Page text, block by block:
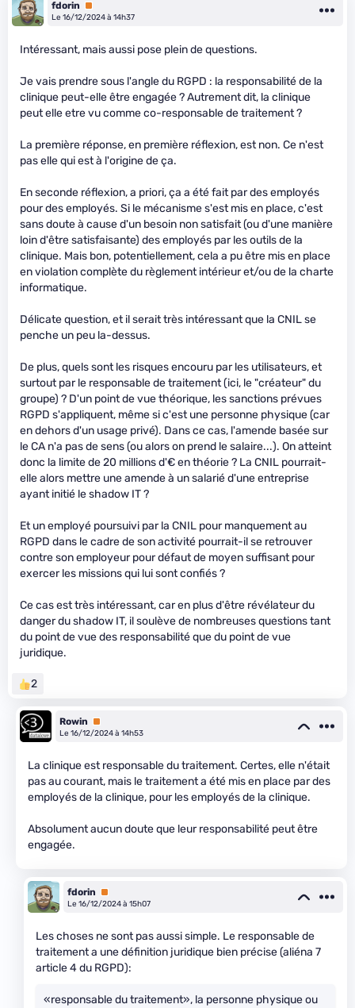
fdorin
Premium
Le 16/12/2024 à 14h37
Intéressant, mais aussi pose plein de questions.
Je vais prendre sous l'angle du RGPD : la responsabilité de la
clinique peut-elle être engagée ? Autrement dit, la clinique
peut elle etre vu comme co-responsable de traitement ?
La première réponse, en première réflexion, est non. Ce n'est
pas elle qui est à l'origine de ça.
En seconde réflexion, a priori, ça a été fait par des employés
pour des employés. Si le mécanisme s'est mis en place, c'est
sans doute à cause d'un besoin non satisfait (ou d'une manière
loin d'être satisfaisante) des employés par les outils de la
clinique. Mais bon, potentiellement, cela a pu être mis en place
en violation complète du règlement intérieur et/ou de la charte
informatique.
Délicate question, et il serait très intéressant que la CNIL se
penche un peu la-dessus.
De plus, quels sont les risques encouru par les utilisateurs, et
surtout par le responsable de traitement (ici, le "créateur" du
groupe) ? D'un point de vue théorique, les sanctions prévues
RGPD s'appliquent, même si c'est une personne physique (car
en dehors d'un usage privé). Dans ce cas, l'amende basée sur
le CA n'a pas de sens (ou alors on prend le salaire...). On atteint
donc la limite de 20 millions d'€ en théorie ? La CNIL pourrait-
elle alors mettre une amende à un salarié d'une entreprise
ayant initié le shadow IT ?
Et un employé poursuivi par la CNIL pour manquement au
RGPD dans le cadre de son activité pourrait-il se retrouver
contre son employeur pour défaut de moyen suffisant pour
exercer les missions qui lui sont confiés ?
Ce cas est très intéressant, car en plus d'être révélateur du
danger du shadow IT, il soulève de nombreuses questions tant
du point de vue des responsabilité que du point de vue
juridique.
2
Rowin
Premium
Le 16/12/2024 à 14h53
La clinique est responsable du traitement. Certes, elle n'était
pas au courant, mais le traitement a été mis en place par des
employés de la clinique, pour les employés de la clinique.
Absolument aucun doute que leur responsabilité peut être
engagée.
fdorin
Premium
Le 16/12/2024 à 15h07
Les choses ne sont pas aussi simple. Le responsable de
traitement a une définition juridique bien précise (aliéna 7
article 4 du RGPD):
«responsable du traitement», la personne physique ou